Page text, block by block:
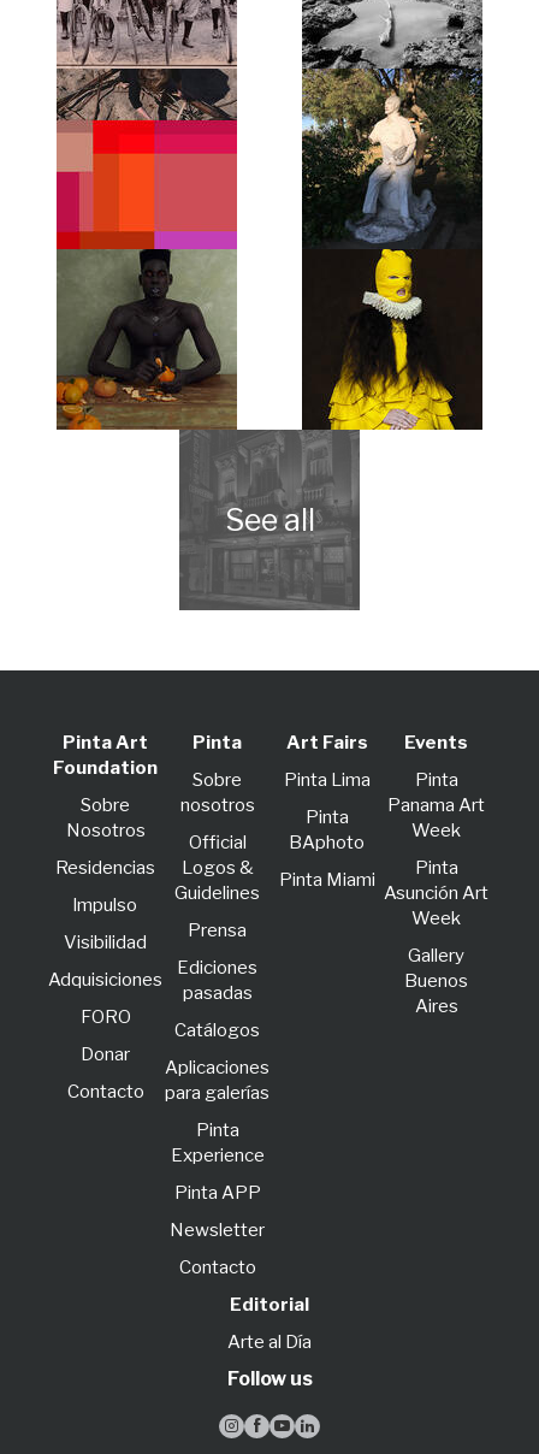
Pinta Art
Foundation
Sobre
Nosotros
Residencias
lmpulso
Visibilidad
Adquisiciones
FORO
Donar
Contacto
Pinta
Sobre
nosotros
Official
Logos &
Guidelines
Prensa
Ediciones
pasadas
Catálogos
Aplicaciones
para galerías
Pinta
Experience
Pinta APP
Newsletter
Contacto
Art Fairs
Pinta Lima
Pinta
BAphoto
Pinta Miami
Events
Pinta
Panama Art
Week
Pinta
Asunción Art
Week
Gallery
Buenos
Aires
Editorial
Arte al Día
Follow us
   